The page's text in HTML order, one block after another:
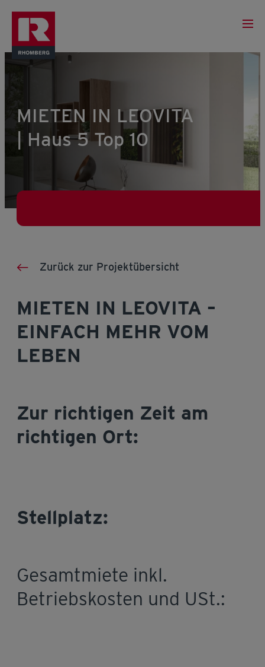
MIETEN IN LEOVITA
| Haus 5 Top 10
Zurück zur Projektübersicht
MIETEN IN LEOVITA –
EINFACH MEHR VOM
LEBEN
Zur richtigen Zeit am
richtigen Ort:
Stellplatz:
Gesamtmiete inkl.
Betriebskosten und USt.: